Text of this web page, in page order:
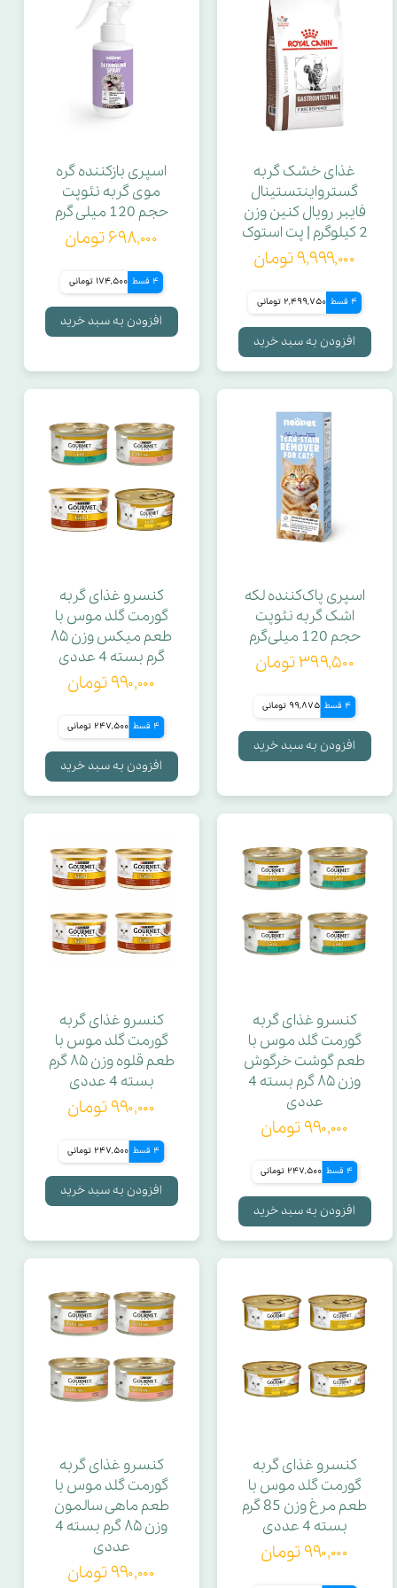
نوع محصول
چربی خام
پروتئین خام
امگا 6
فرمولاسیون
ویتامین B5
ابعاد لید
طول لید
قابلیت تنظیم قلاده
قابلیت تنظیم لید
قابلیت تنظیم
سیر
عصاره فلفل قرمز
تعداد سنسور
مسقف
طول بند
لیزین
جنس بیرون
قطر دهانه
تعداد ساشه در بسته
غذای خشک گربه
گسترواینتستینال
فایبر رویال کنین وزن
2 کیلوگرم | پت استوک
۹,۹۹۹,۰۰۰ تومان
4 قسط 2,499,750 تومانی
افزودن به سبد خرید
اسپری بازکننده گره
موی گربه نئوپت
حجم 120 میلی گرم
۶۹۸,۰۰۰ تومان
4 قسط 174,500 تومانی
افزودن به سبد خرید
اسپری پاک‌کننده لکه
اشک گربه نئوپت
حجم 120 میلی‌گرم
۳۹۹,۵۰۰ تومان
4 قسط 99,875 تومانی
افزودن به سبد خرید
کنسرو غذای گربه
گورمت گلد موس با
طعم میکس وزن ۸۵
گرم بسته 4 عددی
۹۹۰,۰۰۰ تومان
4 قسط 247,500 تومانی
افزودن به سبد خرید
کنسرو غذای گربه
گورمت گلد موس با
طعم گوشت خرگوش
وزن ۸۵ گرم بسته 4
عددی
۹۹۰,۰۰۰ تومان
4 قسط 247,500 تومانی
افزودن به سبد خرید
کنسرو غذای گربه
گورمت گلد موس با
طعم قلوه وزن ۸۵ گرم
بسته 4 عددی
۹۹۰,۰۰۰ تومان
4 قسط 247,500 تومانی
افزودن به سبد خرید
کنسرو غذای گربه
گورمت گلد موس با
طعم مرغ وزن 85 گرم
بسته 4 عددی
۹۹۰,۰۰۰ تومان
کنسرو غذای گربه
گورمت گلد موس با
طعم ماهی سالمون
وزن ۸۵ گرم بسته 4
عددی
۹۹۰,۰۰۰ تومان